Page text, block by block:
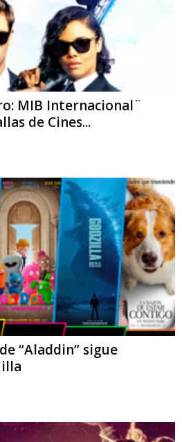
MIB Internacional¨
de Cines...
“Aladdin” sigue